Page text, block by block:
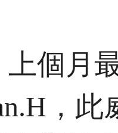
個月
，